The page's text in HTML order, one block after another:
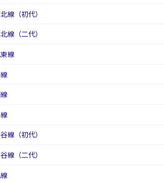
線（初代）
線（二代）
線
線（初代）
線（二代）